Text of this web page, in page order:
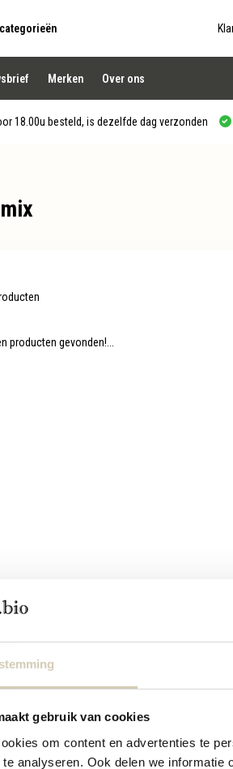
gebruik van cookies
om content en advertenties te
analyseren. Ook delen we
Merken Over ons
18.00u besteld, is dezelfde dag verzonden
producten gevonden!...
Neem contact met ons op